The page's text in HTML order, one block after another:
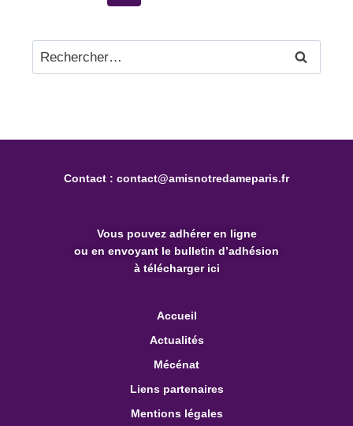
Contact : contact@amisnotredameparis.fr
Vous pouvez adhérer en ligne
ou en envoyant le bulletin d’adhésion
à télécharger ici
Accueil
Actualités
Mécénat
Liens partenaires
Mentions légales